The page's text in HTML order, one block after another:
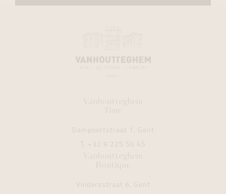
Vanhoutteghem
Time
Dampoortstraat 1, Gent
T. +32 9 225 50 45
Vanhoutteghem
Boutique
Voldersstraat 6, Gent